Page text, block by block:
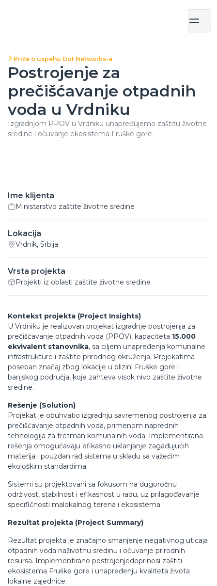
Priče o uspehu Dot Networks-a
Postrojenje za
prečišćavanje otpadnih
voda u Vrdniku
Izgradnjom PPOV u Vrdniku unapređujemo zaštitu životne
sredine i očuvanje ekosistema Fruške gore.
Ime klijenta
Ministarstvo zaštite životne sredine
Lokacija
Vrdnik, Srbija
Vrsta projekta
Projekti iz oblasti zaštite životne sredine
Kontekst projekta (Project Insights)
U Vrdniku je realizovan projekat izgradnje postrojenja za
prečišćavanje otpadnih voda (PPOV), kapaciteta 15.000
ekvivalent stanovnika, sa ciljem unapređenja komunalne
infrastrukture i zaštite prirodnog okruženja. Projekatima
poseban značaj zbog lokacije u blizini Fruške gore i
banjskog područja, koje zahteva visok nivo zaštite životne
sredine.
Rešenje (Solution)
Projekat je obuhvatio izgradnju savremenog postrojenja za
prečišćavanje otpadnih voda, primenom naprednih
tehnologija za tretman komunalnih voda. Implementirana
rešenja omogućavaju efikasno uklanjanje zagađujućih
materija i pouzdan rad sistema u skladu sa važećim
ekološkim standardima.
Sistemi su projektovani sa fokusom na dugoročnu
održivost, stabilnost i efikasnost u radu, uz prilagođavanje
specifičnosti malokalnog terena i ekosistema.
Rezultat projekta (Project Summary)
Rezultat projekta je značajno smanjenje negativnog uticaja
otpadnih voda naživotnu sredinu i očuvanje prirodnih
resursa. Implementirano postrojenjedoprinosi zaštiti
ekosistema Fruške gore i unapređenju kvaliteta života
lokalne zajednice.